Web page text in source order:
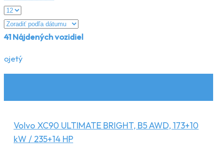
41Nájdených vozidiel
ojetý
Volvo XC90 ULTIMATE BRIGHT, B5 AWD, 173+10
kW / 235+14 HP